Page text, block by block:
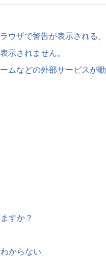
ウザで警告が表示される。
示されません。
ムなどの外部サービスが動
すか？
からない